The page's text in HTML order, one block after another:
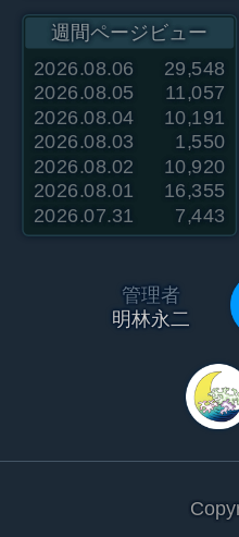
週間ページビュー
2026.08.06
29,548
2026.08.05
11,057
2026.08.04
10,191
2026.08.03
1,550
2026.08.02
10,920
2026.08.01
16,355
2026.07.31
7,443
管理者
明林永二